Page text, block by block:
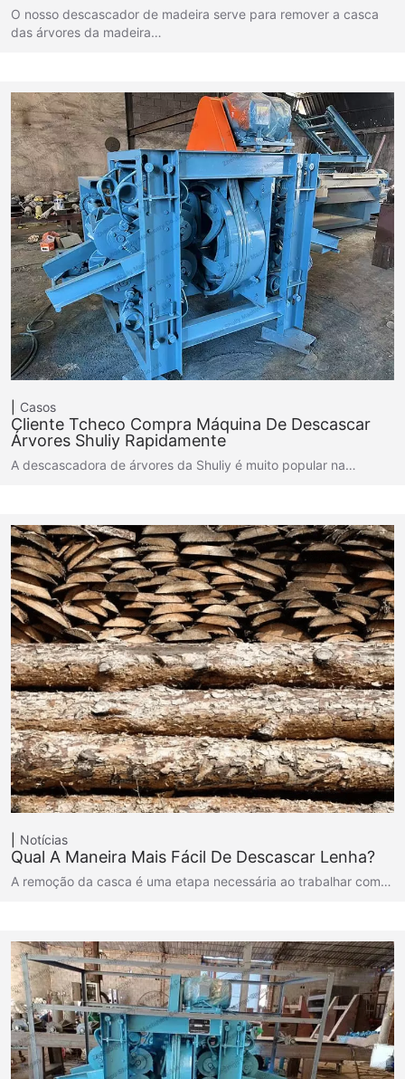
O nosso descascador de madeira serve para remover a casca
das árvores da madeira…
Casos
Cliente Tcheco Compra Máquina De Descascar
Árvores Shuliy Rapidamente
A descascadora de árvores da Shuliy é muito popular na…
Notícias
Qual A Maneira Mais Fácil De Descascar Lenha?
A remoção da casca é uma etapa necessária ao trabalhar com…